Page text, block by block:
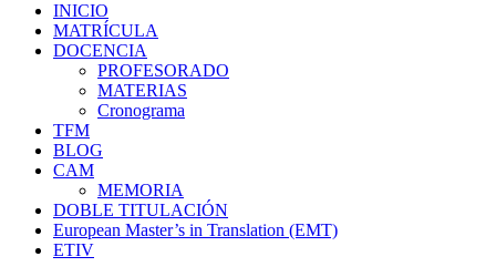
INICIO
MATRÍCULA
DOCENCIA
PROFESORADO
MATERIAS
Cronograma
TFM
BLOG
CAM
MEMORIA
DOBLE TITULACIÓN
European Master’s in Translation (EMT)
ETIV